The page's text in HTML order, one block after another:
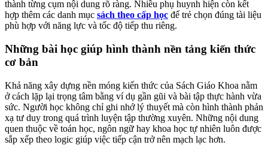
thành từng cụm nội dung rõ ràng. Nhiều phụ huynh hiện còn kết
hợp thêm các danh mục sách theo cấp học để trẻ chọn đúng tài liệu
phù hợp với năng lực và tốc độ tiếp thu riêng.
Những bài học giúp hình thành nền tảng kiến thức
cơ bản
Khả năng xây dựng nền móng kiến thức của Sách Giáo Khoa nằm
ở cách lặp lại trọng tâm bằng ví dụ gần gũi và bài tập thực hành vừa
sức. Người học không chỉ ghi nhớ lý thuyết mà còn hình thành phản
xạ tư duy trong quá trình luyện tập thường xuyên. Những nội dung
quen thuộc về toán học, ngôn ngữ hay khoa học tự nhiên luôn được
sắp xếp theo logic giúp việc tiếp cận trở nên mạch lạc hơn.